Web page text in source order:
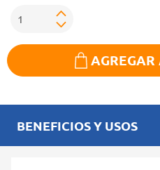
BENEFICIOS Y USOS